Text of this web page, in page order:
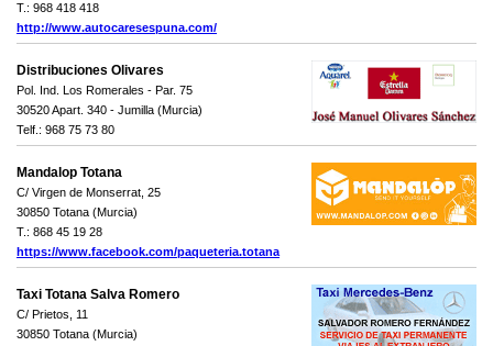
T.: 968 418 418
http://www.autocaresespuna.com/
Distribuciones Olivares
Pol. Ind. Los Romerales - Par. 75
30520 Apart. 340 - Jumilla (Murcia)
Telf.: 968 75 73 80
Mandalop Totana
C/ Virgen de Monserrat, 25
30850 Totana (Murcia)
T.: 868 45 19 28
https://www.facebook.com/paqueteria.totana
Taxi Totana Salva Romero
C/ Prietos, 11
30850 Totana (Murcia)